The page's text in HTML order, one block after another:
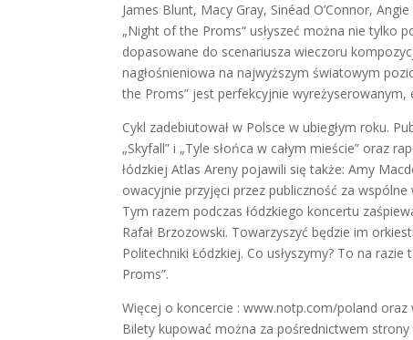
James Blunt, Macy Gray, Sinéad O’Connor,
„Night of the Proms“ usłyszeć można nie tylko
dopasowane do scenariusza wieczoru
nagłośnieniowa na najwyższym światowym
the Proms” jest perfekcyjnie
Cykl zadebiutował w Polsce w ubiegłym roku.
„Skyfall” i „Tyle słońca w całym mieście” oraz
łódzkiej Atlas Areny pojawili się także: Amy
owacyjnie przyjęci przez publiczność za
Tym razem podczas łódzkiego koncertu
Rafał Brzozowski. Towarzyszyć będzie im
Politechniki Łódzkiej. Co usłyszymy? To na
Proms”.
Więcej o koncercie : www.notp.com/poland
Bilety kupować można za pośrednictwem